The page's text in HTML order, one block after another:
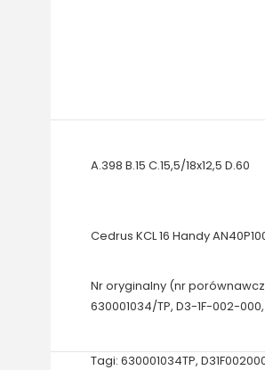
A.398 B.15 C.15,5/18x12,5 D.60
Cedrus KCL 16 Handy
Nr oryginalny (nr
630001034/TP, D3-1F-002-000,
Tagi: 630001034TP,